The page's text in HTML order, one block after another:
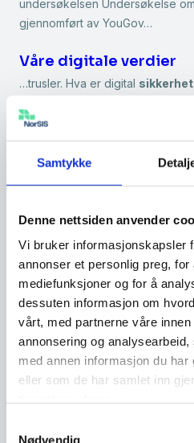
Samtykke
Denne nettsiden anvender
Vi bruker informasjonskapsler
annonser et personlig preg,
mediefunksjoner og for å
dessuten informasjon om
vårt, med partnerne våre
annonsering og
med annen informasjon du har
eller som de har samlet inn
Nødvendig
undersøkelsen Undersøkelse
gjennomført av YouGov…
Våre digitale verdier
…trusler. Hva er digital
holdninger, normer, kunnskap
beskytte oss mot digitale trusler.
…er digitalsikkerhetskultur ?
refererer til våre felles verdier,
kunnskap og handlinger som
digitale trusler. På samme måte
Om oss
…mellomstore bedrifter. God
digitalisert for de aller fleste av
arbeidshverdagen,
Nasjonal